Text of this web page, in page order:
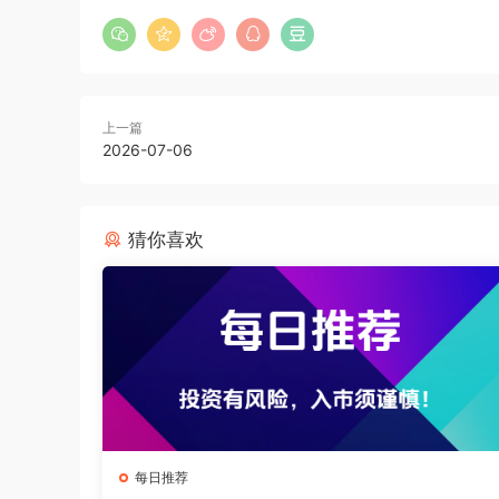
上一篇
2026-07-06
猜你喜欢
每日推荐